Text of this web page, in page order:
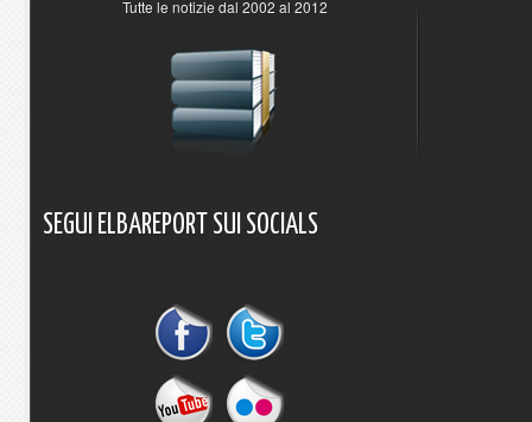
Tutte le notizie dal 2002 al 2012
SEGUI ELBAREPORT SUI SOCIALS